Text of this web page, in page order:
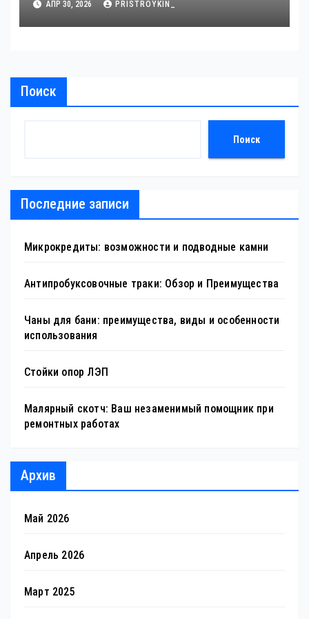
АПР 30, 2026 PRISTROYKIN_
Поиск
Поиск
Последние записи
Микрокредиты: возможности и подводные камни
Антипробуксовочные траки: Обзор и Преимущества
Чаны для бани: преимущества, виды и особенности
использования
Стойки опор ЛЭП
Малярный скотч: Ваш незаменимый помощник при
ремонтных работах
Архив
Май 2026
Апрель 2026
Март 2025